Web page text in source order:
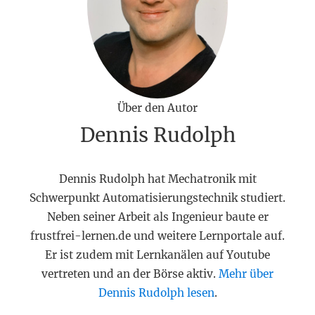
Über den Autor
Dennis Rudolph
Dennis Rudolph hat Mechatronik mit
Schwerpunkt Automatisierungstechnik studiert.
Neben seiner Arbeit als Ingenieur baute er
frustfrei-lernen.de und weitere Lernportale auf.
Er ist zudem mit Lernkanälen auf Youtube
vertreten und an der Börse aktiv. Mehr über
Dennis Rudolph lesen.